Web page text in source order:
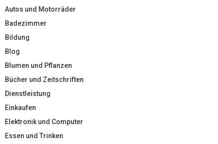
Autos und Motorräder
Badezimmer
Bildung
Blog
Blumen und Pflanzen
Bücher und Zeitschriften
Dienstleistung
Einkaufen
Elektronik und Computer
Essen und Trinken